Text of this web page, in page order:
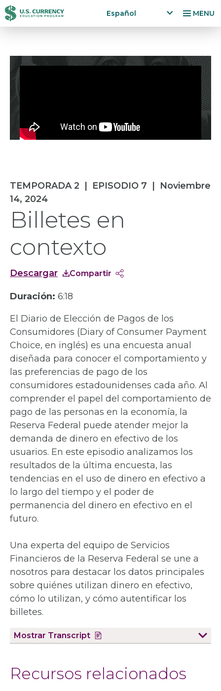
Pasar
al
Accessibility
Statement
MENU
Español
x
n
d
u
TEMPORADA 2 EPISODIO 7
Noviembre
14, 2024
Billetes en
contexto
Descargar Compartir
Duración: 6:18
El Diario de Elección de Pagos de los
Consumidores (Diary of Consumer Payment
Choice, en inglés) es una encuesta anual
diseñada para conocer el comportamiento y
las preferencias de pago de los
consumidores estadounidenses cada año. Al
comprender el papel del comportamiento de
pago de las personas en la economía, la
Reserva Federal puede atender mejor la
demanda de dinero en efectivo de los
usuarios. En este episodio analizamos los
resultados de la última encuesta, las
tendencias en el uso de dinero en efectivo a
lo largo del tiempo y el poder de
permanencia del dinero en efectivo en el
futuro.
Una experta del equipo de Servicios
Financieros de la Reserva Federal se une a
nosotros para destacar los datos principales
sobre quiénes utilizan dinero en efectivo,
cómo lo utilizan, y cómo autentificar los
billetes.
Mostrar Transcript
Recursos relacionados